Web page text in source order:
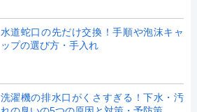
水道蛇口の先だけ交換！手順や泡沫キャ
ップの選び方・手入れ
洗濯機の排水口がくさすぎる！下水・汚